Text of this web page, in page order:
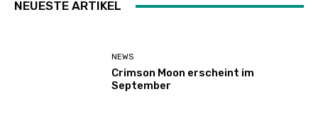
NEUESTE ARTIKEL
NEWS
Crimson Moon erscheint im
September